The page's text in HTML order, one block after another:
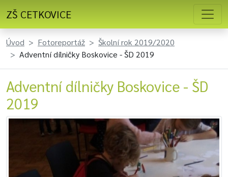
ZŠ CETKOVICE
Úvod Fotoreportáž
Školní rok 2019/2020
Adventní dílničky Boskovice - ŠD 2019
Adventní dílničky Boskovice - ŠD
2019